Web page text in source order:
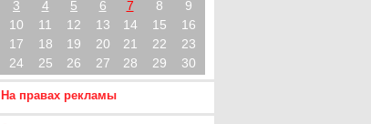
3
4 5 6 7 8
9
10
11 12 13 14 15
16
17
18 19 20 21 22
23
24
25 26 27 28 29 30
На правах рекламы